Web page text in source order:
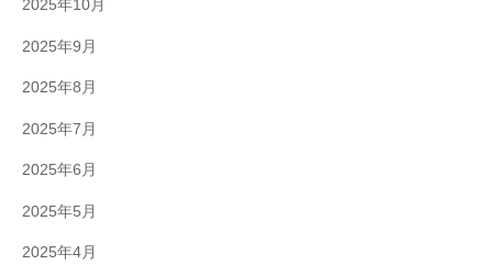
2025年10月
2025年9月
2025年8月
2025年7月
2025年6月
2025年5月
2025年4月